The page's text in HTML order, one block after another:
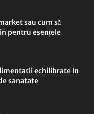
sau cum să
pentru esențele
echilibrate in
sanatate